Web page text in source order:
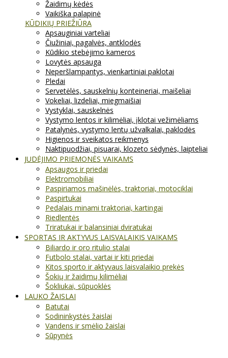
Žaidimų kėdės
Vaikiška palapinė
KŪDIKIŲ PRIEŽIŪRA
Apsauginiai varteliai
Čiužiniai, pagalvės, antklodės
Kūdikio stebėjimo kameros
Lovytės apsauga
Neperšlampantys, vienkartiniai paklotai
Pledai
Servetėlės, sauskelnių konteineriai, maišeliai
Vokeliai, lizdeliai, miegmaišiai
Vystyklai, sauskelnės
Vystymo lentos ir kilimėliai, įklotai vežimėliams
Patalynės, vystymo lentų užvalkalai, paklodės
Higienos ir sveikatos reikmenys
Naktipuodžiai, pisuarai, klozeto sėdynės, laipteliai
JUDĖJIMO PRIEMONĖS VAIKAMS
Apsaugos ir priedai
Elektromobiliai
Paspiriamos mašinėlės, traktoriai, motociklai
Paspirtukai
Pedalais minami traktoriai, kartingai
Riedlentės
Triratukai ir balansiniai dviratukai
SPORTAS IR AKTYVUS LAISVALAIKIS VAIKAMS
Biliardo ir oro ritulio stalai
Futbolo stalai, vartai ir kiti priedai
Kitos sporto ir aktyvaus laisvalaikio prekės
Šokių ir žaidimų kilimėliai
Šokliukai, sūpuoklės
LAUKO ŽAISLAI
Batutai
Sodininkystės žaislai
Vandens ir smėlio žaislai
Sūpynės